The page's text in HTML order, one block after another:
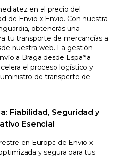
en el precio del
de Envio x Envio. Con nuestra
obtendrás una
tu transporte de mercancías a
nuestra web. La gestión
a Braga desde España
el proceso logístico y
de transporte de
Fiabilidad, Seguridad y
Esencial
en Europa de Envio x
y segura para tus